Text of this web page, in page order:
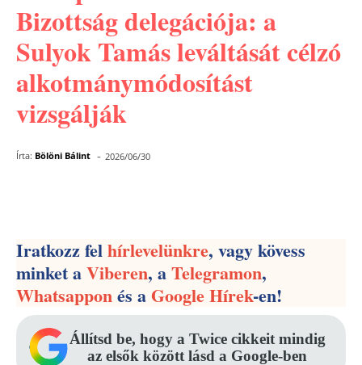
Bizottság delegációja: a
Sulyok Tamás leváltását célzó
alkotmánymódosítást
vizsgálják
Írta: Bölöni Bálint - 2026/06/30
Iratkozz felhírlevelünkre, vagy kövess
minket aViberen, aTelegramon,
Whatsapponés aGoogle Hírek-en!
Állítsd be, hogy a Twice cikkeit mindig
az elsők között lásd a Google-ben